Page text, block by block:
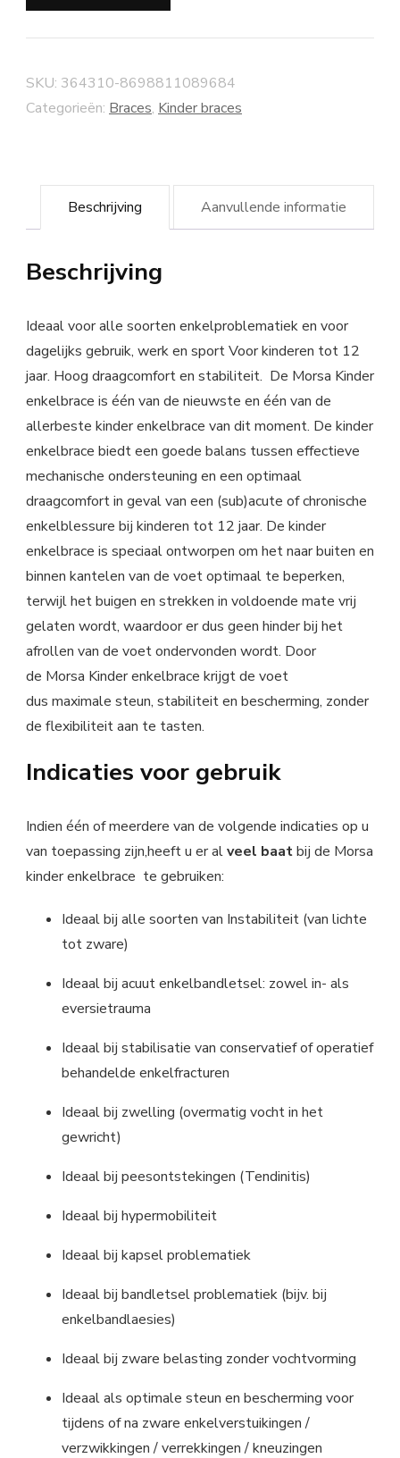
SKU: 364310-8698811089684
Categorieën: Braces, Kinder braces
Beschrijving Aanvullende informatie
Beschrijving
Ideaal voor alle soorten enkelproblematiek en voor
dagelijks gebruik, werk en sport Voor kinderen tot 12
jaar. Hoog draagcomfort en stabiliteit. De Morsa Kinder
enkelbrace is één van de nieuwste en één van de
allerbeste kinder enkelbrace van dit moment. De kinder
enkelbrace biedt een goede balans tussen effectieve
mechanische ondersteuning en een optimaal
draagcomfort in geval van een (sub)acute of chronische
enkelblessure bij kinderen tot 12 jaar. De kinder
enkelbrace is speciaal ontworpen om het naar buiten en
binnen kantelen van de voet optimaal te beperken,
terwijl het buigen en strekken in voldoende mate vrij
gelaten wordt, waardoor er dus geen hinder bij het
afrollen van de voet ondervonden wordt. Door
de Morsa Kinder enkelbrace krijgt de voet
dus maximale steun, stabiliteit en bescherming, zonder
de flexibiliteit aan te tasten.
Indicaties voor gebruik
Indien één of meerdere van de volgende indicaties op u
van toepassing zijn,heeft u er alveel baatbij de Morsa
kinder enkelbrace te gebruiken:
Ideaal bij alle soorten van Instabiliteit (van lichte
tot zware)
Ideaal bij acuut enkelbandletsel: zowel in- als
eversietrauma
Ideaal bij stabilisatie van conservatief of operatief
behandelde enkelfracturen
Ideaal bij zwelling (overmatig vocht in het
gewricht)
Ideaal bij peesontstekingen (Tendinitis)
Ideaal bij hypermobiliteit
Ideaal bij kapsel problematiek
Ideaal bij bandletsel problematiek (bijv. bij
enkelbandlaesies)
Ideaal bij zware belasting zonder vochtvorming
Ideaal als optimale steun en bescherming voor
tijdens of na zware enkelverstuikingen /
verzwikkingen / verrekkingen / kneuzingen